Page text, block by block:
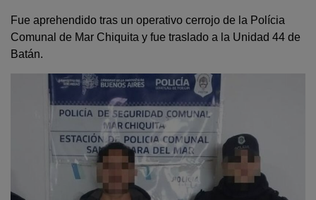
Fue aprehendido tras un operativo cerrojo de la Polícia
Comunal de Mar Chiquita y fue traslado a la Unidad 44 de
Batán.